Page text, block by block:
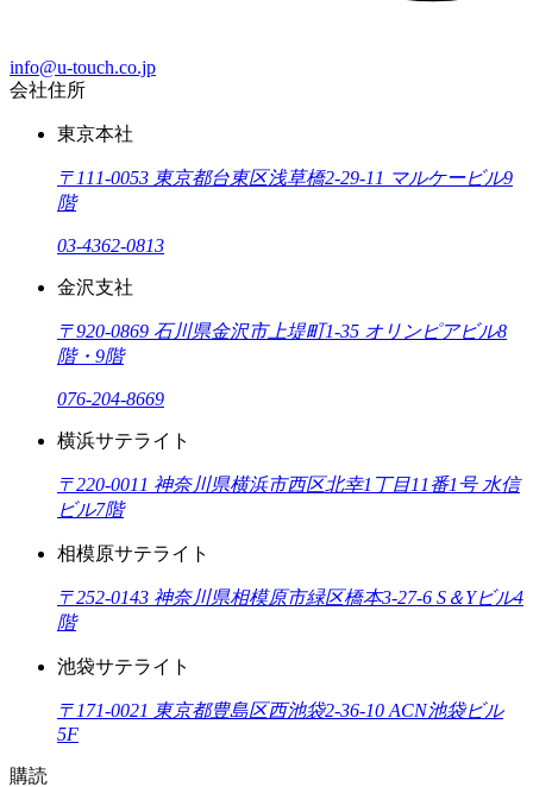
info@u-touch.co.jp
会社住所
東京本社
〒111-0053 東京都台東区浅草橋2-29-11 マルケービル9
階
03-4362-0813
金沢支社
〒920-0869 石川県金沢市上堤町1-35 オリンピアビル8
階・9階
076-204-8669
横浜サテライト
〒220-0011 神奈川県横浜市西区北幸1丁目11番1号 水信
ビル7階
相模原サテライト
〒252-0143 神奈川県相模原市緑区橋本3-27-6 S＆Yビル4
階
池袋サテライト
〒171-0021 東京都豊島区西池袋2-36-10 ACN池袋ビル
5F
購読